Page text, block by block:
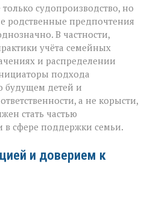
судопроизводство, но
родственные предпочтения
В частности,
учёта семейных
и распределении
подхода
будущем детей и
а не корысти,
стать частью
в сфере поддержки семьи.
и доверием к